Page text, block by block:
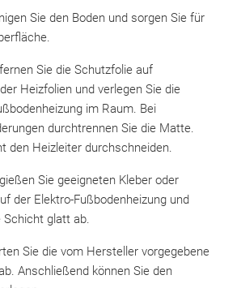
Sie den Boden und sorgen Sie für
Sie die Schutzfolie auf
Heizfolien und verlegen Sie die
im Raum. Bei
durchtrennen Sie die Matte.
den Heizleiter durchschneiden.
Sie geeigneten Kleber oder
der Elektro-Fußbodenheizung und
Schicht glatt ab.
Sie die vom Hersteller vorgegebene
Anschließend können Sie den